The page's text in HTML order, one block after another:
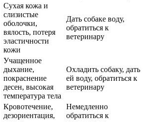
Сухая кожа и
слизистые
оболочки,
вялость, потеря
эластичности
кожи
Дать собаке воду,
обратиться к
ветеринару
Учащенное
дыхание,
покраснение
десен, высокая
температура тела
Охладить собаку, дать
ей воду, обратиться к
ветеринару
Кровотечение,
дезориентация,
Немедленно
обратиться к